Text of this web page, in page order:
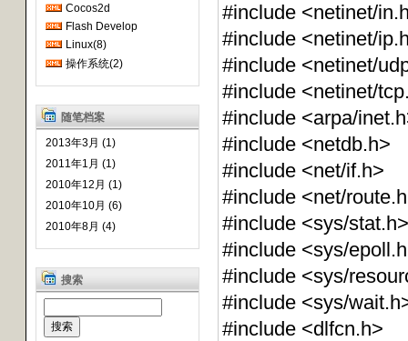
Cocos2d
Flash Develop
Linux(8)
操作系统(2)
随笔档案
2013年3月 (1)
2011年1月 (1)
2010年12月 (1)
2010年10月 (6)
2010年8月 (4)
搜索
#include <netinet/
#include <netinet/
#include <netinet/
#include <netinet/
#include <arpa/
#include <netdb.h>
#include <net/if.h>
#include <net/
#include <sys/stat.h>
#include <sys/
#include <sys/
#include <sys/
#include <dlfcn.h>